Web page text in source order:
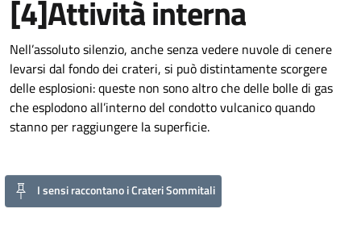
[4]Attività interna
Nell’assoluto silenzio, anche senza vedere nuvole di cenere
levarsi dal fondo dei crateri, si può distintamente scorgere
delle esplosioni: queste non sono altro che delle bolle di gas
che esplodono all’interno del condotto vulcanico quando
stanno per raggiungere la superficie.
I sensi raccontano i Crateri Sommitali